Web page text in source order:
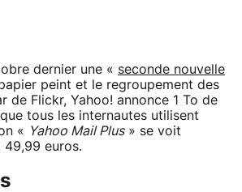
dernier une « seconde nouvelle
peint et le regroupement des
de Flickr, Yahoo! annonce 1 To de
tous les internautes utilisent
« Yahoo Mail Plus» se voit
euros.